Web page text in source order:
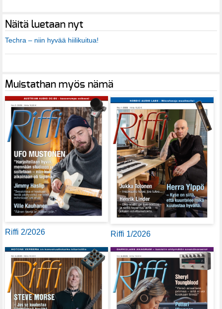
Näitä luetaan nyt
Techra – niin hyvää hiilikuitua!
Muistathan myös nämä
Riffi 2/2026 Riffi 1/2026